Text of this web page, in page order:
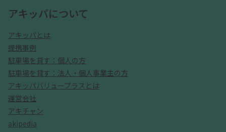
アキッパについて
アキッパとは
提携事例
駐車場を貸す：個人の方
駐車場を貸す：法人・個人事業主の方
アキッパバリュープラスとは
運営会社
アキチャン
akipedia